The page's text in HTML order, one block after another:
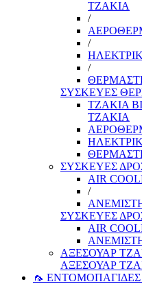
ΤΖΑΚΙΑ
/
/
/
ΣΥΣΚΕΥΕΣ
ΤΖΑΚΙΑ
ΤΖΑΚΙΑ
ΣΥΣΚΕΥΕΣ
AIR
/
ΣΥΣΚΕΥΕΣ
AIR
ΑΞΕΣΟΥΑΡ
ΑΞΕΣΟΥΑΡ
🦟